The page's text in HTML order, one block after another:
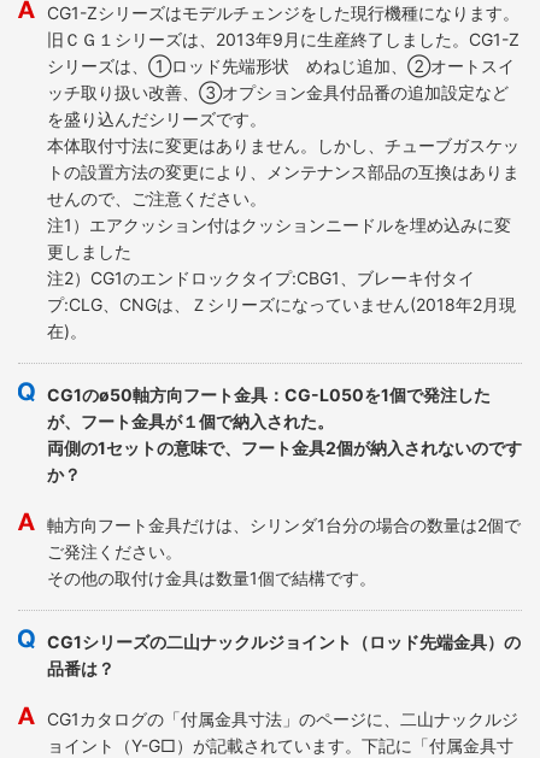
CG1-Zシリーズはモデルチェンジをした現行機種になります。
旧ＣＧ１シリーズは、2013年9月に生産終了しました。CG1-Z
シリーズは、①ロッド先端形状 めねじ追加、②オートスイ
ッチ取り扱い改善、③オプション金具付品番の追加設定など
を盛り込んだシリーズです。
本体取付寸法に変更はありません。しかし、チューブガスケッ
トの設置方法の変更により、メンテナンス部品の互換はありま
せんので、ご注意ください。
注1）エアクッション付はクッションニードルを埋め込みに変
更しました
注2）CG1のエンドロックタイプ:CBG1、ブレーキ付タイ
プ:CLG、CNGは、Ｚシリーズになっていません(2018年2月現
在)。
CG1のø50軸方向フート金具：CG-L050を1個で発注した
が、フート金具が１個で納入された。
両側の1セットの意味で、フート金具2個が納入されないのです
か？
軸方向フート金具だけは、シリンダ1台分の場合の数量は2個で
ご発注ください。
その他の取付け金具は数量1個で結構です。
CG1シリーズの二山ナックルジョイント（ロッド先端金具）の
品番は？
CG1カタログの「付属金具寸法」のページに、二山ナックルジ
ョイント（Y-G□）が記載されています。下記に「付属金具寸